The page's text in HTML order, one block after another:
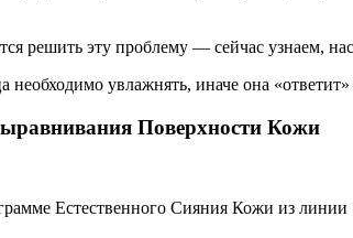
решить эту проблему — сейчас узнаем,
увлажнять, иначе она
Поверхности Кожи
Естественного Сияния Кожи из